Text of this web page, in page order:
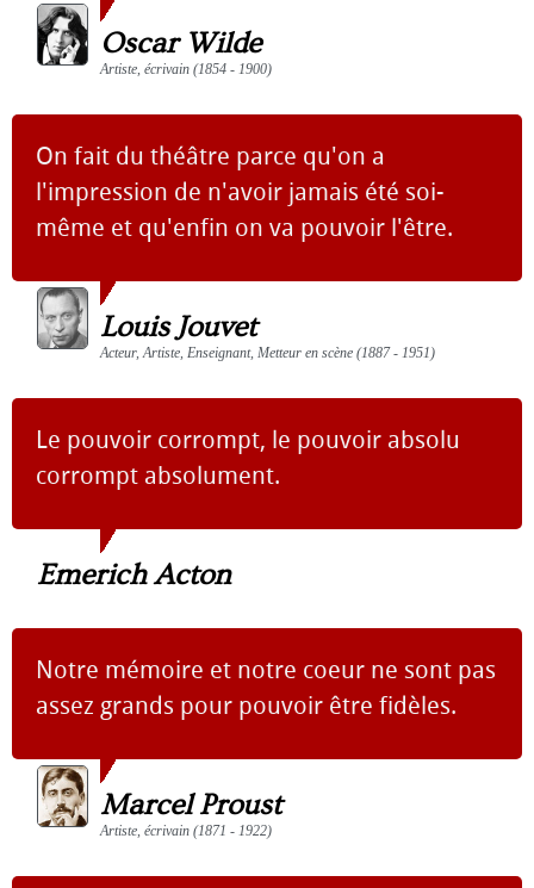
Oscar Wilde
Artiste, écrivain (1854 - 1900)
On fait du théâtre parce qu'on a
l'impression de n'avoir jamais été soi-
même et qu'enfin on va pouvoir l'être.
Louis Jouvet
Acteur, Artiste, Enseignant, Metteur en scène (1887 - 1951)
Le pouvoir corrompt, le pouvoir absolu
corrompt absolument.
Emerich Acton
Notre mémoire et notre coeur ne sont pas
assez grands pour pouvoir être fidèles.
Marcel Proust
Artiste, écrivain (1871 - 1922)